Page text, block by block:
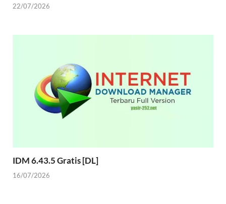
22/07/2026
IDM 6.43.5 Gratis [DL]
16/07/2026